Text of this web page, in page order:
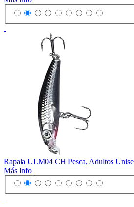
Rapala ULM04 CH Pesca, Adultos
Más Info